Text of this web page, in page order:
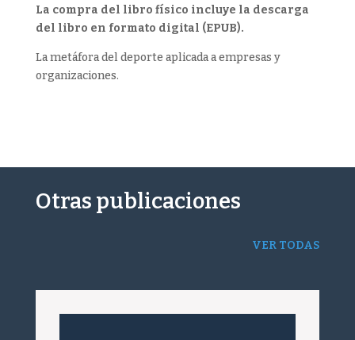
cantidad
La compra del libro físico incluye la descarga
del libro en formato digital (EPUB).
La metáfora del deporte aplicada a empresas y
organizaciones.
Otras publicaciones
VER TODAS